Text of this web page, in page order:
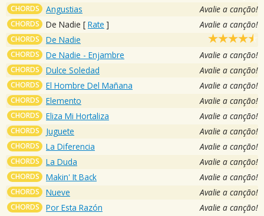
CHORDS Angustias Avalie a canção!
CHORDS De Nadie [ Rate ] Avalie a canção!
CHORDS De Nadie
CHORDS De Nadie - Enjambre Avalie a canção!
CHORDS Dulce Soledad Avalie a canção!
CHORDS El Hombre Del Mañana Avalie a canção!
CHORDS Elemento Avalie a canção!
CHORDS Eliza Mi Hortaliza Avalie a canção!
CHORDS Juguete Avalie a canção!
CHORDS La Diferencia Avalie a canção!
CHORDS La Duda Avalie a canção!
CHORDS Makin' It Back Avalie a canção!
CHORDS Nueve Avalie a canção!
CHORDS Por Esta Razón Avalie a canção!